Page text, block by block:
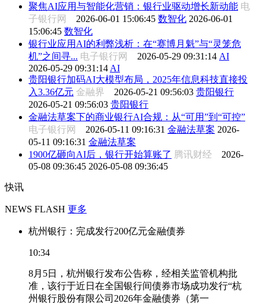
聚焦AI应用与智能化营销：银行业驱动增长新动能 电
子银行网 2026-06-01 15:06:45 数智化 2026-06-01
15:06:45 数智化
银行业应用AI的利弊浅析：在“赛博月魁”与“灵笼危
机”之间寻... 电子银行网 2026-05-29 09:31:14 AI
2026-05-29 09:31:14 AI
贵阳银行加码AI大模型布局，2025年信息科技直接投
入3.36亿元 金融界 2026-05-21 09:56:03 贵阳银行
2026-05-21 09:56:03 贵阳银行
金融法草案下的商业银行AI合规：从“可用”到“可控”
电子银行网 2026-05-11 09:16:31 金融法草案 2026-
05-11 09:16:31 金融法草案
1900亿砸向AI后，银行开始算账了 腾讯财经 2026-
05-08 09:36:45 2026-05-08 09:36:45
快讯
NEWS FLASH 更多
杭州银行：完成发行200亿元金融债券
10:34
8月5日，杭州银行发布公告称，经相关监管机构批
准，该行于近日在全国银行间债券市场成功发行“杭
州银行股份有限公司2026年金融债券（第一